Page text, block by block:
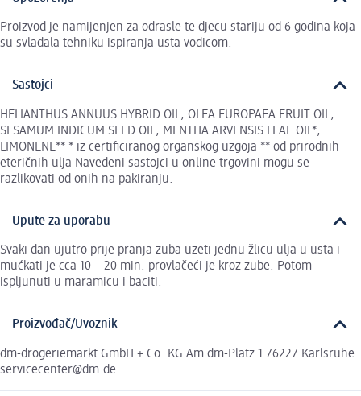
Proizvod je namijenjen za odrasle te djecu stariju od 6 godina koja
su svladala tehniku ispiranja usta vodicom.
Sastojci
HELIANTHUS ANNUUS HYBRID OIL, OLEA EUROPAEA FRUIT OIL,
SESAMUM INDICUM SEED OIL, MENTHA ARVENSIS LEAF OIL*,
LIMONENE** * iz certificiranog organskog uzgoja ** od prirodnih
eteričnih ulja Navedeni sastojci u online trgovini mogu se
razlikovati od onih na pakiranju.
Upute za uporabu
Svaki dan ujutro prije pranja zuba uzeti jednu žlicu ulja u usta i
mućkati je cca 10 – 20 min. provlačeći je kroz zube. Potom
ispljunuti u maramicu i baciti.
Proizvođač/Uvoznik
dm-drogeriemarkt GmbH + Co. KG Am dm-Platz 1 76227 Karlsruhe
servicecenter@dm.de